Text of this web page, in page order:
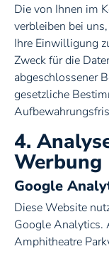
Die von Ihnen im
verbleiben bei
Ihre Einwilligung
Zweck für die
abgeschlossener
gesetzliche
4.
Werbung
Google
Diese Website
Google Analytics.
Amphitheatre